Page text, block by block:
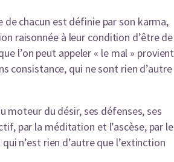
chacun est définie par son karma,
raisonnée à leur condition d’être de
l’on peut appeler « le mal » provient
consistance, qui ne sont rien d’autre
moteur du désir, ses défenses, ses
par la méditation et l’ascèse, par le
n’est rien d’autre que l’extinction